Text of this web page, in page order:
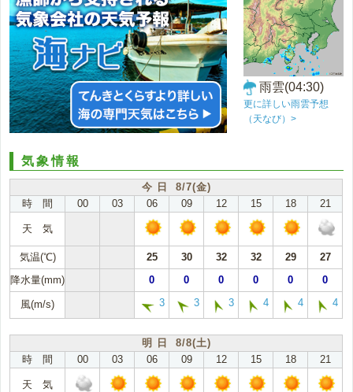
雨雲(04:30)
更に詳しい雨雲予想
（天なび）>
気象情報
今 日 8/7(金)
時 間
00 03 06 09 12 15 18 21
天 気
気温(℃) 25 30 32 32 29
27
降水量(mm)
0 0 0 0 0 0
風(m/s) 3 3 3 4 4 4
明 日 8/8(土)
時 間
00 03 06 09 12 15 18 21
天 気